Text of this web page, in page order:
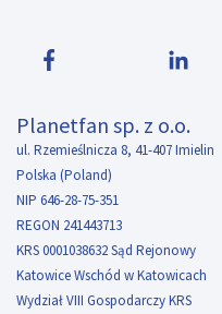
Planetfan sp. z o.o.
ul. Rzemieślnicza 8, 41-407 Imielin
Polska (Poland)
NIP 646-28-75-351
REGON 241443713
KRS 0001038632 Sąd Rejonowy
Katowice Wschód w Katowicach
Wydział VIII Gospodarczy KRS